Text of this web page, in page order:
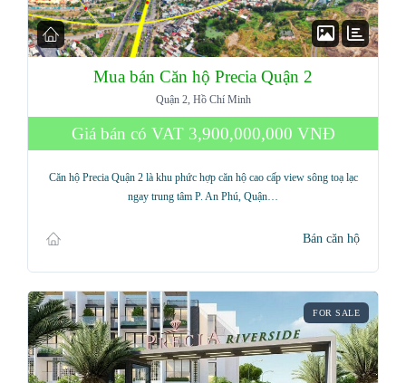
Mua bán Căn hộ Precia Quận 2
Quận 2, Hồ Chí Minh
Giá bán có VAT 3,900,000,000 VNĐ
Căn hộ Precia Quận 2 là khu phức hợp căn hộ cao cấp view sông toạ lạc
ngay trung tâm P. An Phú, Quận…
Bán căn hộ
FOR SALE